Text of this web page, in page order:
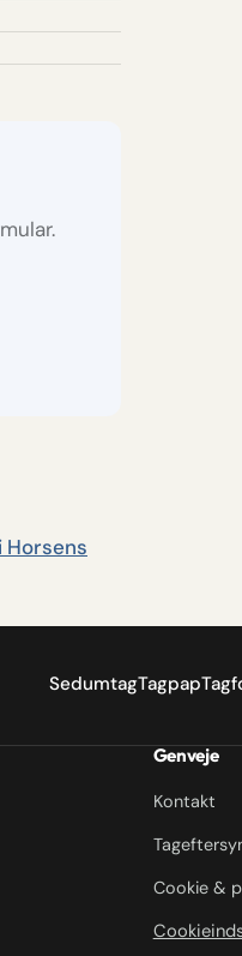
SedumtagTagpap
Genveje
Kontakt
Cookie &